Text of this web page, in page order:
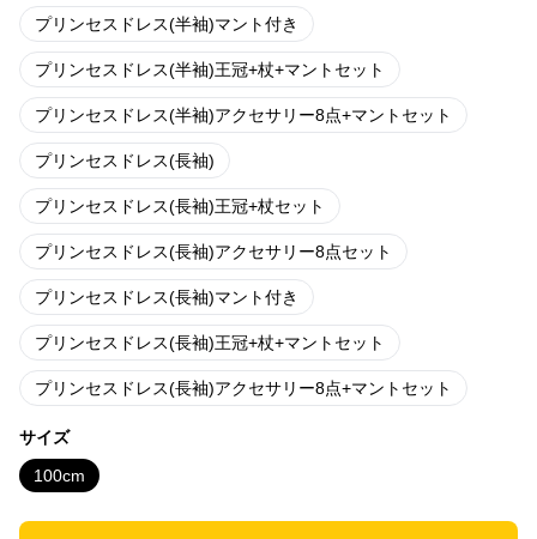
プリンセスドレス(半袖)マント付き
プリンセスドレス(半袖)王冠+杖+マントセット
プリンセスドレス(半袖)アクセサリー8点+マントセット
プリンセスドレス(長袖)
プリンセスドレス(長袖)王冠+杖セット
プリンセスドレス(長袖)アクセサリー8点セット
プリンセスドレス(長袖)マント付き
プリンセスドレス(長袖)王冠+杖+マントセット
プリンセスドレス(長袖)アクセサリー8点+マントセット
サイズ
100cm